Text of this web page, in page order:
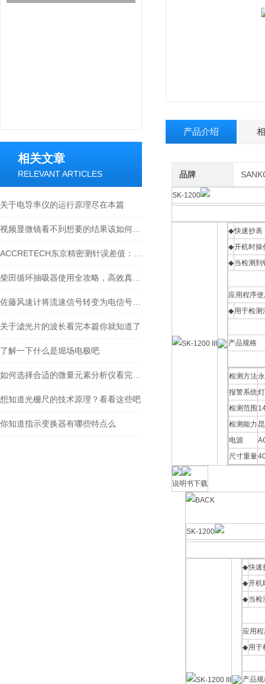
相关文章
RELEVANT ARTICLES
关于电导率仪的运行原理尽在本篇
关于滤光片的波长看完本篇你就知道了
了解一下什么是堀场电极吧
想知道光栅尺的技术原理？看看这些吧
你知道指示变换器有哪些特点么
产品介绍
品牌
SK-1200
◆快速抄表
◆开机时操
◆当检测到
应用程序
◆用于检测
产品规格
检测方法
报警系统
检测范围
检测能力
电源
尺寸重量
说明书下载
SK-1200
◆快速
◆开机
◆当检
应用
◆用于
产品